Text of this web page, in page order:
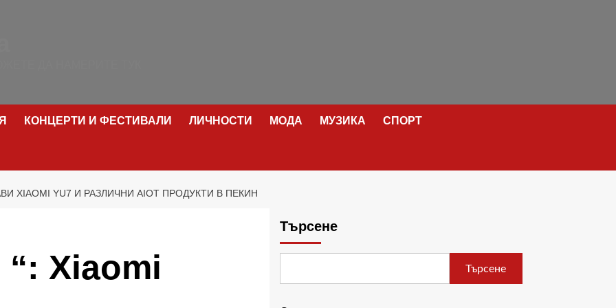
КОНЦЕРТИ И ФЕСТИВАЛИ ЛИЧНОСТИ МОДА МУЗИКА СПОРТ
XIAOMI YU7 И РАЗЛИЧНИ AIOT ПРОДУКТИ В ПЕКИН
Xiaomi
Търсене
Търсене